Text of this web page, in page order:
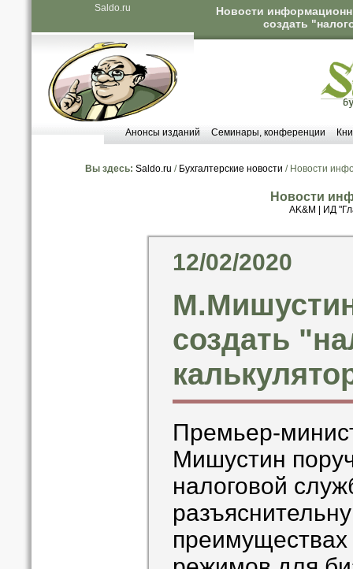
Saldo.ru
Новости
создать
Анонсы изданий Семинары, конференции
Вы здесь: Saldo.ru / Бухгалтерские новости / Новости
Новости
AK&M ИД
12/02/2020
создать
Премьер-
Мишустин
налоговой